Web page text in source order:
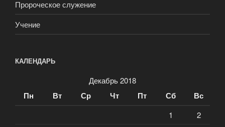
Пророческое служение
Учение
КАЛЕНДАРЬ
Декабрь 2018
Пн Вт Ср Чт Пт Сб Вс
1
2